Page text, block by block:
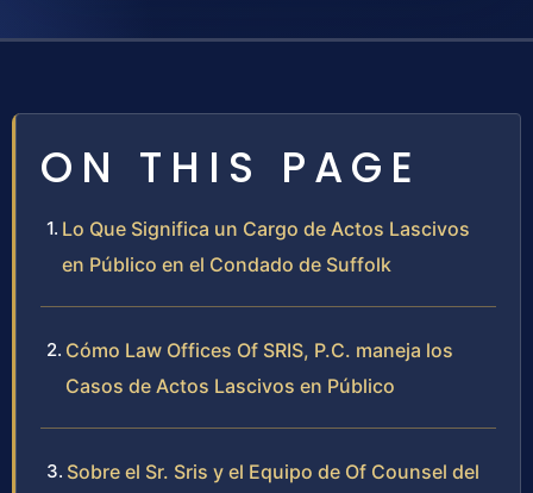
ON THIS PAGE
Lo Que Significa un Cargo de Actos Lascivos
en Público en el Condado de Suffolk
Cómo Law Offices Of SRIS, P.C. maneja los
Casos de Actos Lascivos en Público
Sobre el Sr. Sris y el Equipo de Of Counsel del